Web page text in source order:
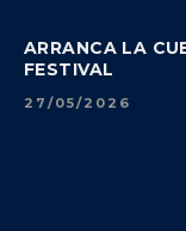
ARRANCA LA
FESTIVAL
27/05/2026